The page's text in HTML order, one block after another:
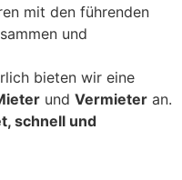
mit den führenden
und
bieten wir eine
und Vermieter an.
schnell und